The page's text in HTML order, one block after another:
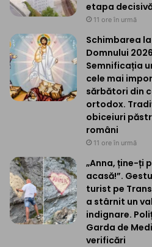
etapa
11 ore în urmă
Schimbarea
Domnului
Semnificația
cele mai
sărbători din
ortodox.
obiceiuri
români
11 ore în urmă
„Anna, ține-ți
acasă!”.
turist pe
a stârnit un
indignare.
Garda de
verificări